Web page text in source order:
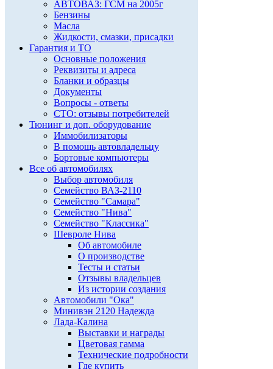
АВТОВАЗ: ГСМ на 2005г
Бензины
Масла
Жидкости, смазки, присадки
Гарантия и ТО
Основные положения
Реквизиты и адреса
Бланки и образцы
Документы
Вопросы - ответы
СТО: отзывы потребителей
Тюнинг и доп. оборудование
Иммобилизаторы
В помощь автовладельцу
Бортовые компьютеры
Все об автомобилях
Выбор автомобиля
Семейство ВАЗ-2110
Семейство "Самара"
Семейство "Нива"
Семейство "Классика"
Шевроле Нива
Об автомобиле
О производстве
Тесты и статьи
Отзывы владельцев
Из истории создания
Автомобили "Ока"
Минивэн 2120 Надежда
Лада-Калина
Выставки и награды
Цветовая гамма
Технические подробности
Где купить